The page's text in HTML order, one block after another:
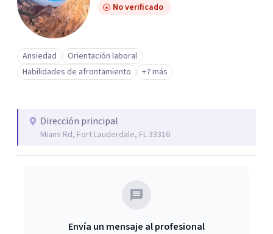
No verificado
Ansiedad
Orientación laboral
Habilidades de afrontamiento
+7 más
Dirección principal
Miami Rd, Fort Lauderdale, FL 33316
Envía un mensaje al profesional